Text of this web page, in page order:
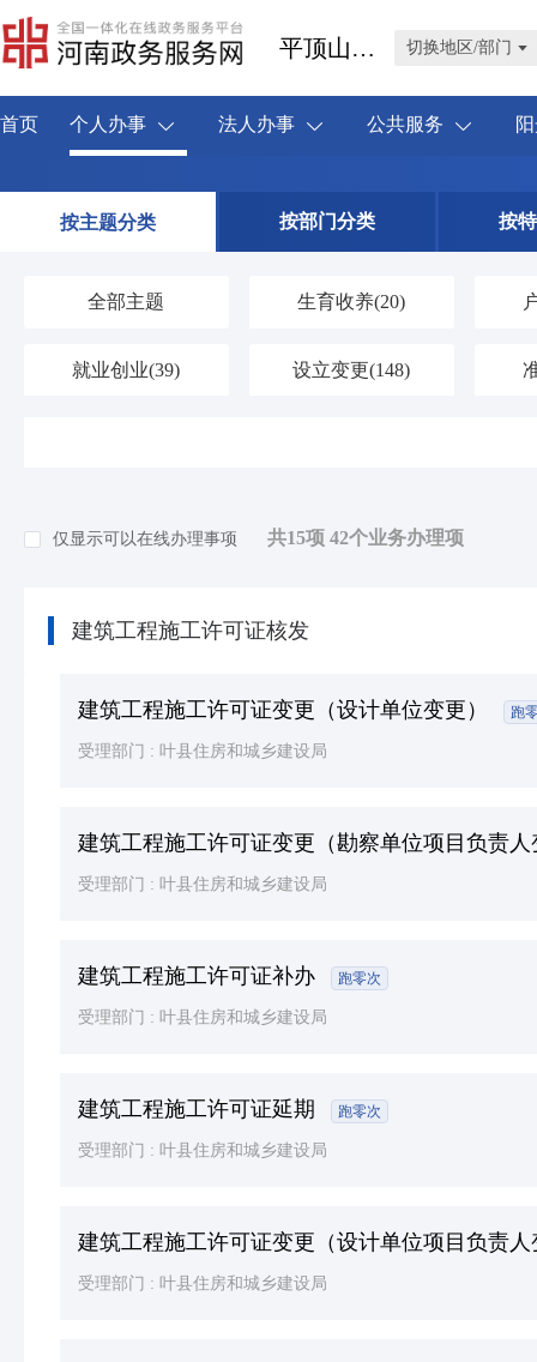
平顶山市叶县 切换地区/部门
首页 个人办事 法人办事 公共服务
按主题分类 按部门分类 按
全部主题 生育收养(20)
就业创业(39) 设立变更(148)
死亡殡葬(3)
仅显示可以在线办理事项 共15项 42个业务办理项
建筑工程施工许可证核发
建筑工程施工许可证变更（设计单位变更） 跑
受理部门 : 叶县住房和城乡建设局
建筑工程施工许可证变更（勘察单位项目负责
受理部门 : 叶县住房和城乡建设局
建筑工程施工许可证补办 跑零次
受理部门 : 叶县住房和城乡建设局
建筑工程施工许可证延期 跑零次
受理部门 : 叶县住房和城乡建设局
建筑工程施工许可证变更（设计单位项目负责
受理部门 : 叶县住房和城乡建设局